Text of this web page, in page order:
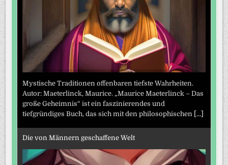
Mystische Traditionen offenbaren tiefste Wahrheiten.
Autor: Maeterlinck, Maurice. „Maurice Maeterlinck – Das
große Geheimnis“ ist ein faszinierendes und
tiefgründiges Buch, das sich mit den philosophischen [...]
Die von Männern geschaffene Welt